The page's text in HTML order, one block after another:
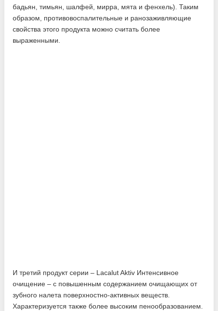
бадьян, тимьян, шалфей, мирра, мята и фенхель). Таким
образом, противовоспалительные и ранозаживляющие
свойства этого продукта можно считать более
выраженными.
И третий продукт серии – Lacalut Aktiv Интенсивное
очищение – с повышенным содержанием очищающих от
зубного налета поверхностно-активных веществ.
Характеризуется также более высоким пенообразованием.